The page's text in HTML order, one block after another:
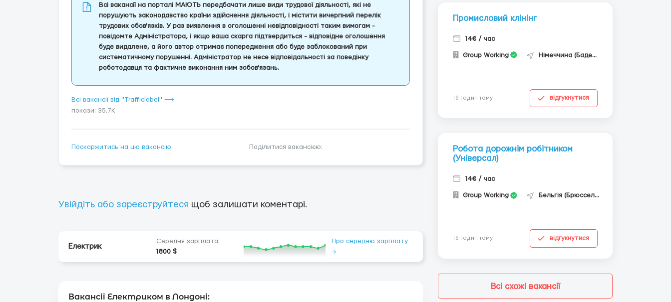
Всі вакансії на порталі МАЮТЬ передбачати лише види трудової діяльності, які не
порушують законодавство країни здійснення діяльності, і містити вичерпний перелік
трудових обов'язків. У раз виявлення в оголошенні невідповідності таким вимогам -
повідомте Адміністратора, і якщо ваша скарга підтвердиться - відповідне оголошення
буде видалене, а його автор отримає попередження або буде заблокований при
систематичному порушенні. Адміністратор не несе відповідальності за поведінку
роботодавця та фактичне виконання ним зобов'язань.
Всі вакансії від "Trafficlabel" ⟶
покази: 35.7K
Поскаржитись на цю вакансію Поділитися вакансією:
Увійдіть або зареєструйтеся щоб залишати коментарі.
Електрик
Середня зарплата:
1800 $
Про середню зарплату
→
Вакансії Електриком в Лондоні:
Промисловий клінінг
14€ / час
Group Working Німеччина (Баден-Вюртемберг)
16 годин тому відгукнутися
Робота дорожнім робітником
(Універсал)
14€ / час
Group Working Бельгія (Брюссель)
16 годин тому відгукнутися
Всі схожі вакансії